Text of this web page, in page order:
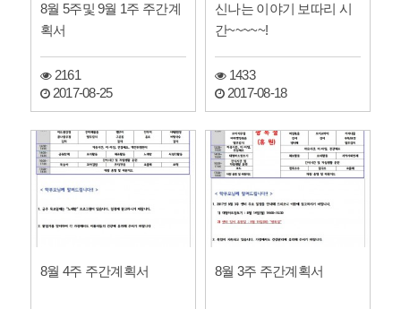
8월 5주및 9월 1주 주간계
획서
2161
2017-08-25
신나는 이야기 보따리 시
간~~~~~!
1433
2017-08-18
8월 4주 주간계획서 8월 3주 주간계획서